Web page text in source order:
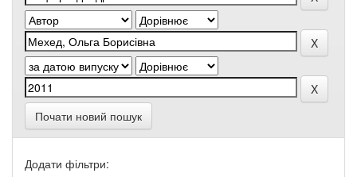
Почати новий пошук
Додати фільтри: